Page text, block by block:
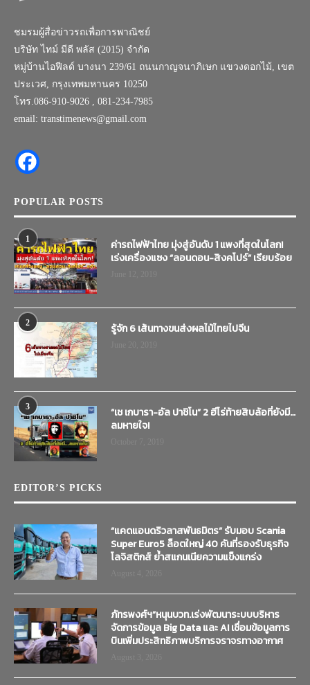
ชมรมผู้สื่อข่าวรถเพื่อการพาณิชย์
บริษัท ไทม์ มีดี พลัส (2015) จำกัด
หมู่บ้านไอฟีลด์ บางนา 239/61 ถนนกาญจนาภิเษก แขวงดอกไม้, เขต
ประเวศ, กรุงเทพมหานคร 10250
โทร.086-910-9026 , 081-234-7985
email: transtimenews@gmail.com
POPULAR POSTS
1
ค่ารถไฟฟ้าไทย มุ่งสู่อันดับ 1 แพงที่สุดในโลก!
เร่งเครื่องแซง “ลอนดอน-สิงคโปร์” เรียบร้อย
2 รู้จัก 6 เส้นทางขนส่งผลไม้ไทยไปจีน
3
“เช เกบารา-อัล ปาชิโน” 2 ฮีโร่ท้ายสิบล้อที่ยังมี…
ลมหายใจ!
EDITOR’S PICKS
“แคดแอนดริวลาสพันธมิตร” รับมอบ Scania
Super Euro5 ล็อตใหญ่ 40 คันที่รองรับธุรกิจ
โลจิสติกส์ ย้ำสแกนเนียความแข็งแกร่ง
ภัทรพงศ์ฯ”หนุนบวท.เร่งพัฒนาระบบบริหาร
จัดการข้อมูล Big Data และ AI เชื่อมข้อมูลการ
บินเพิ่มประสิทธิภาพบริการจราจรทางอากาศ